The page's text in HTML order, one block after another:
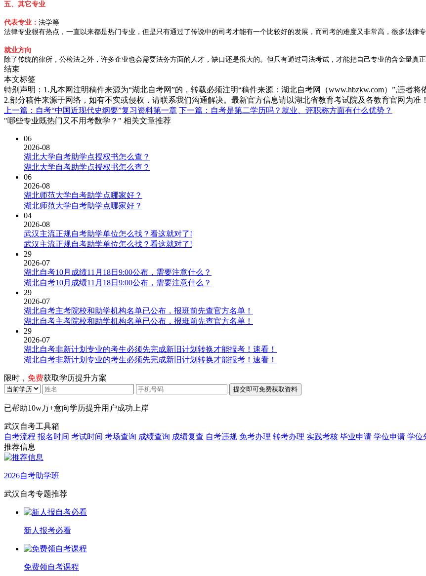
五、其它专业
代表专业： 法学等
法律专业很有热点，一直以来都是热门专业，但是只有通过了传说中的司考才能有一个比较好的发展，而司考的难度又非常高，很多法律
就业方向
除了传统的律所，公检法之外，许多企业也会需要法务方面的人才，缺口还是很大的。但只有通过司法考试，才能把自己专业的含金量真正
结束
本文标签
特别声明：1.凡本网注明稿件来源为“湖北自考网”的，转载必须注明“稿件来源：湖北自考网（www.hbzkw.com）”,违者将
2.部分稿件来源于网络，如有不实或侵权，请联系我们沟通解决。最新官方信息请以湖北省教育考试院及各教育官网为准！
上一篇：自考“中国近现代史纲要”复习资料第一章 下一篇：自考是第二学历吗？就业、评职称方面有什么优势？
"哪些专业既热门又不用考数学？" 相关文章推荐
06
2026-08
湖北大学自考助学点授权书怎么查？
湖北大学自考助学点授权书怎么查？
06
2026-08
湖北师范大学自考助学点哪家好？
湖北师范大学自考助学点哪家好？
04
2026-08
武汉主流正规自考助学单位怎么找？看这就对了!
武汉主流正规自考助学单位怎么找？看这就对了!
29
2026-07
湖北自考10月成绩11月18日9:00公布，需要注意什么？
湖北自考10月成绩11月18日9:00公布，需要注意什么？
29
2026-07
湖北自考主考院校和助学机构名单已公布，报班前先查官方名单！
湖北自考主考院校和助学机构名单已公布，报班前先查官方名单！
29
2026-07
湖北自考非新计划专业的考生必须先完成新旧计划转换才能报考！速看！
湖北自考非新计划专业的考生必须先完成新旧计划转换才能报考！速看！
限时， 免费获取学历提升方案
已帮助10w万+意向学历提升用户成功上岸
武汉自考工具箱
自考流程 报名时间 考试时间 考场查询 成绩查询 成绩复查 自考违规 免考办理 转考办理 实践考核 毕业申请 学位申请 学位
推荐信息
2026自考助学班
武汉自考专题推荐
新人报考必看
免费领自考课程